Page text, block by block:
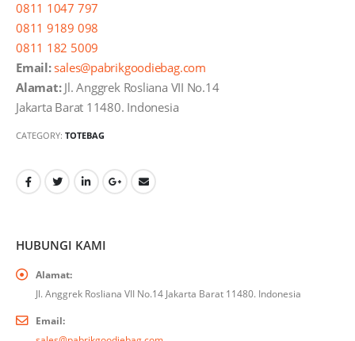
0811 1047 797
0811 9189 098
0811 182 5009
Email: sales@pabrikgoodiebag.com
Alamat:Jl. Anggrek Rosliana VII No.14
Jakarta Barat 11480. Indonesia
CATEGORY: TOTEBAG
HUBUNGI KAMI
Alamat:
Jl. Anggrek Rosliana VII No.14 Jakarta Barat 11480. Indonesia
Email: